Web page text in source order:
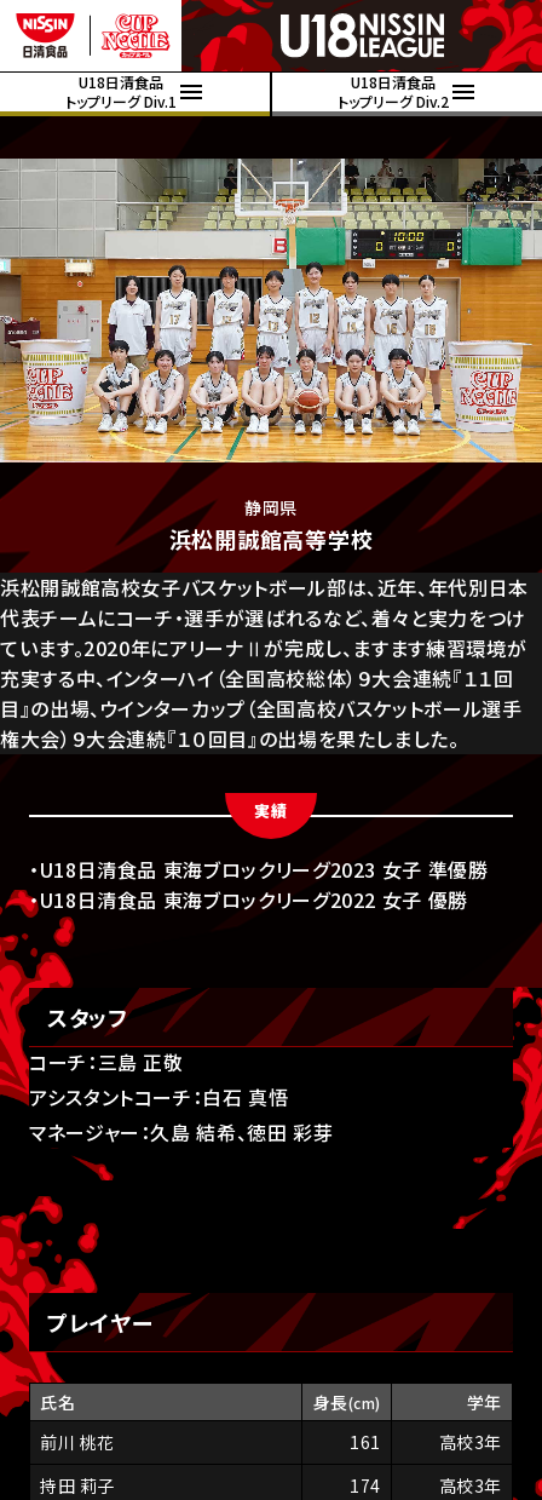
U18日清食品
トップリーグ Div.1
U18日清食品
トップリーグ Div.2
静岡県
浜松開誠館高等学校
浜松開誠館高校女子バスケットボール部は、近年、年代別日本
代表チームにコーチ・選手が選ばれるなど、着々と実力をつけ
ています。2020年にアリーナⅡが完成し、ますます練習環境が
充実する中、インターハイ（全国高校総体）９大会連続『１１回
目』の出場、ウインターカップ（全国高校バスケットボール選手
権大会）９大会連続『１０回目』の出場を果たしました。
実績
・U18日清食品 東海ブロックリーグ2023 女子 準優勝
・U18日清食品 東海ブロックリーグ2022 女子 優勝
スタッフ
コーチ：三島 正敬
アシスタントコーチ：白石 真悟
マネージャー：久島 結希、徳田 彩芽
プレイヤー
氏名 身長(cm)
学年
前川 桃花
161
高校3年
持田 莉子
174
高校3年